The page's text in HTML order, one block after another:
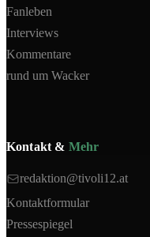
Fanleben
Interviews
Kommentare
rund um Wacker
Kontakt & Mehr
redaktion@tivoli12.at
Kontaktformular
Pressespiegel